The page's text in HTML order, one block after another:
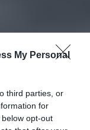
My Personal
third parties, or
for
opt-out